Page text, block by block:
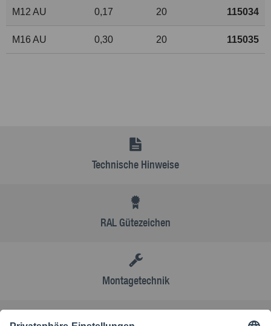
M12 AU 0,17 20 115034
M16 AU 0,30 20 115035
Technische Hinweise
RAL Gütezeichen
Montagetechnik